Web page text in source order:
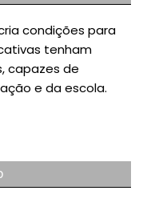
condições para
tenham
capazes de
e da escola.